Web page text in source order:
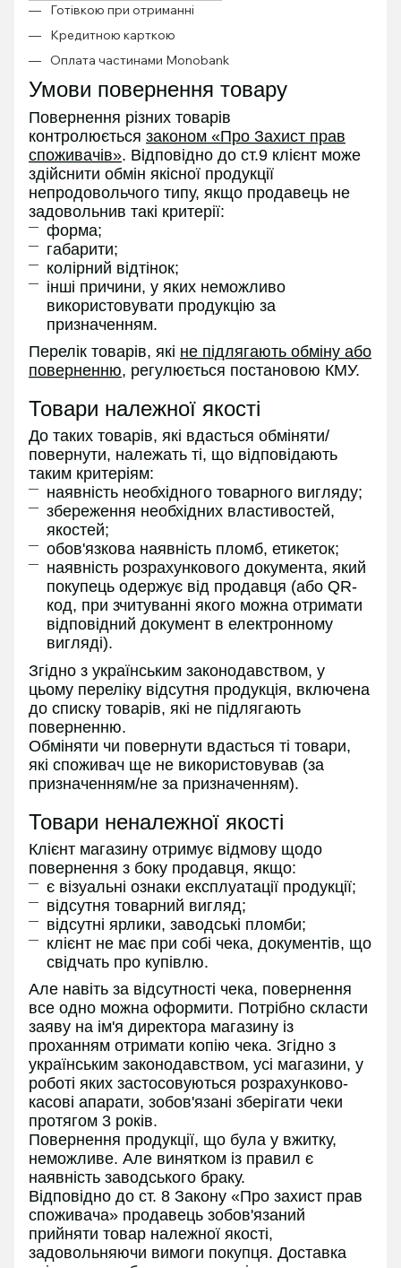
Готівкою при отриманні
Кредитною карткою
Оплата частинами Monobank
Умови повернення товару
Повернення різних товарів
контролюється законом «Про Захист прав
споживачів». Відповідно до ст.9 клієнт може
здійснити обмін якісної продукції
непродовольчого типу, якщо продавець не
задовольнив такі критерії:
форма;
габарити;
колірний відтінок;
інші причини, у яких неможливо
використовувати продукцію за
призначенням.
Перелік товарів, які не підлягають обміну або
поверненню, регулюється постановою КМУ.
Товари належної якості
До таких товарів, які вдасться обміняти/
повернути, належать ті, що відповідають
таким критеріям:
наявність необхідного товарного вигляду;
збереження необхідних властивостей,
якостей;
обов'язкова наявність пломб, етикеток;
наявність розрахункового документа, який
покупець одержує від продавця (або QR-
код, при зчитуванні якого можна отримати
відповідний документ в електронному
вигляді).
Згідно з українським законодавством, у
цьому переліку відсутня продукція, включена
до списку товарів, які не підлягають
поверненню.
Обміняти чи повернути вдасться ті товари,
які споживач ще не використовував (за
призначенням/не за призначенням).
Товари неналежної якості
Клієнт магазину отримує відмову щодо
повернення з боку продавця, якщо:
є візуальні ознаки експлуатації продукції;
відсутня товарний вигляд;
відсутні ярлики, заводські пломби;
клієнт не має при собі чека, документів, що
свідчать про купівлю.
Але навіть за відсутності чека, повернення
все одно можна оформити. Потрібно скласти
заяву на ім'я директора магазину із
проханням отримати копію чека. Згідно з
українським законодавством, усі магазини, у
роботі яких застосовуються розрахунково-
касові апарати, зобов'язані зберігати чеки
протягом 3 років.
Повернення продукції, що була у вжитку,
неможливе. Але винятком із правил є
наявність заводського браку.
Відповідно до ст. 8 Закону «Про захист прав
споживача» продавець зобов'язаний
прийняти товар належної якості,
задовольняючи вимоги покупця. Доставка